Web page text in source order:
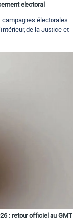
electoral
campagnes électorales
de la Justice et
: retour officiel au GMT